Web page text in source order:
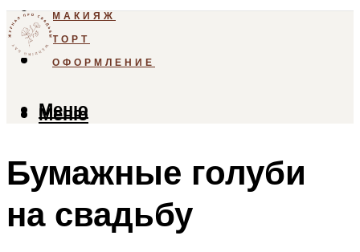
МАКИЯЖ
ТОРТ
ОФОРМЛЕНИЕ
Меню
Меню
Бумажные голуби
на свадьбу